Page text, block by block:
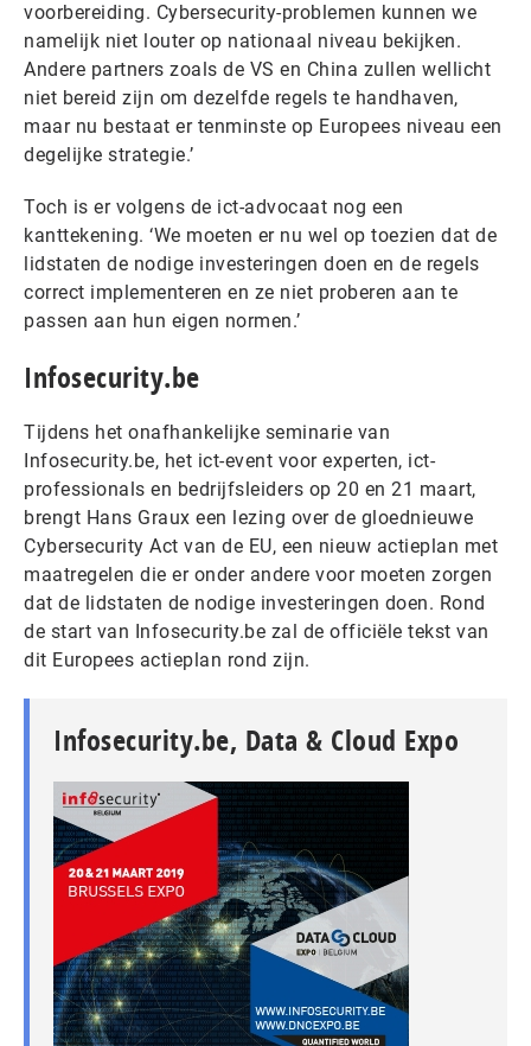
voorbereiding. Cybersecurity-problemen kunnen we
namelijk niet louter op nationaal niveau bekijken.
Andere partners zoals de VS en China zullen wellicht
niet bereid zijn om dezelfde regels te handhaven,
maar nu bestaat er tenminste op Europees niveau een
degelijke strategie.’
Toch is er volgens de ict-advocaat nog een
kanttekening. ‘We moeten er nu wel op toezien dat de
lidstaten de nodige investeringen doen en de regels
correct implementeren en ze niet proberen aan te
passen aan hun eigen normen.’
Infosecurity.be
Tijdens het onafhankelijke seminarie van
Infosecurity.be, het ict-event voor experten, ict-
professionals en bedrijfsleiders op 20 en 21 maart,
brengt Hans Graux een lezing over de gloednieuwe
Cybersecurity Act van de EU, een nieuw actieplan met
maatregelen die er onder andere voor moeten zorgen
dat de lidstaten de nodige investeringen doen. Rond
de start van Infosecurity.be zal de officiële tekst van
dit Europees actieplan rond zijn.
Infosecurity.be, Data & Cloud Expo